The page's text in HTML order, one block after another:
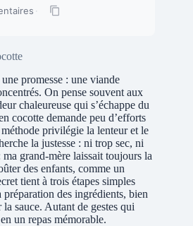
·
promesse : une viande
On pense souvent aux
chaleureuse qui s’échappe du
cocotte demande peu d’efforts
privilégie la lenteur et le
la justesse : ni trop sec, ni
grand-mère laissait toujours la
des enfants, comme un
tient à trois étapes simples
préparation des ingrédients, bien
sauce. Autant de gestes qui
un repas mémorable.